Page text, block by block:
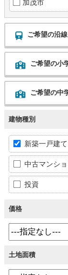
加茂市
ご希望の沿
ご希望の小
ご希望の中
建物種別
新築一戸建て
中古マンシ
投資
価格
土地面積